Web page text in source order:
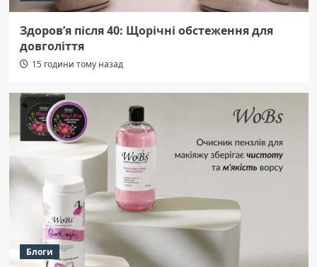
Здоров’я після 40: Щорічні обстеження для
довголіття
15 години тому назад
Блоги